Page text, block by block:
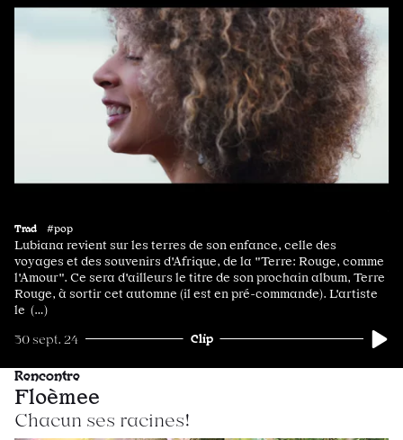
Trad #pop
Lubiana revient sur les terres de son enfance, celle des
voyages et des souvenirs d'Afrique, de la "Terre: Rouge, comme
l'Amour". Ce sera d'ailleurs le titre de son prochain album, Terre
Rouge, à sortir cet automne (il est en pré-commande). L'artiste
le (…)
30 sept. 24 Clip
Rencontre
Floèmee
Chacun ses racines!